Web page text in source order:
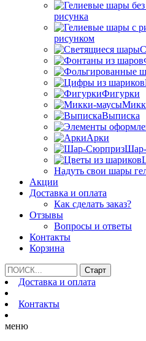
рисунка
рисунком
Фигурки
Выписка
Арки
Надуть свои шары
Акции
Доставка и оплата
Как сделать заказ?
Отзывы
Вопросы и ответы
Контакты
Корзина
Доставка и оплата
Контакты
меню